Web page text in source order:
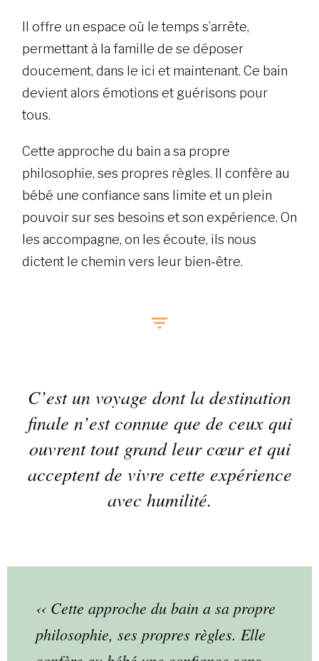
Il offre un espace où le temps s’arrête,
permettant à la famille de se déposer
doucement, dans le ici et maintenant. Ce bain
devient alors émotions et guérisons pour
tous.
Cette approche du bain a sa propre
philosophie, ses propres règles. Il confère au
bébé une confiance sans limite et un plein
pouvoir sur ses besoins et son expérience. On
les accompagne, on les écoute, ils nous
dictent le chemin vers leur bien-être.
C’est un voyage dont la destination
finale n’est connue que de ceux qui
ouvrent tout grand leur cœur et qui
acceptent de vivre cette expérience
avec humilité.
‹‹ Cette approche du bain a sa propre
philosophie, ses propres règles. Elle